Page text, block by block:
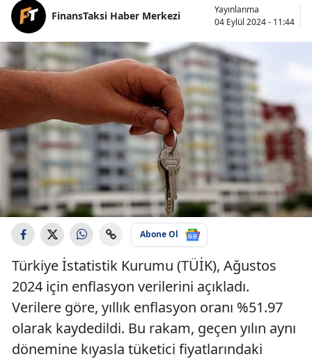
FinansTaksi Haber Merkezi
Yayınlanma
04 Eylül 2024 - 11:44
Abone Ol
Türkiye İstatistik Kurumu (TÜİK), Ağustos
2024 için enflasyon verilerini açıkladı.
Verilere göre, yıllık enflasyon oranı %51.97
olarak kaydedildi. Bu rakam, geçen yılın aynı
dönemine kıyasla tüketici fiyatlarındaki